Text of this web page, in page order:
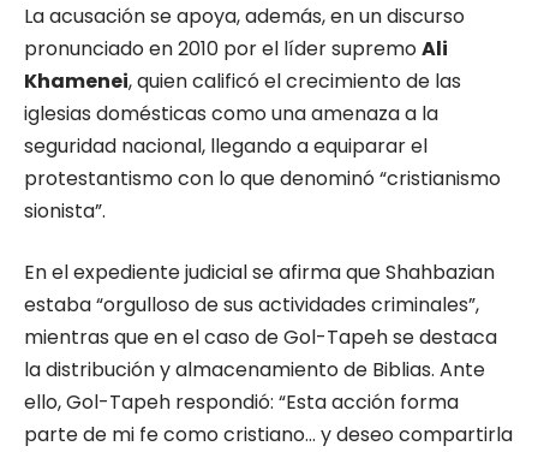
La acusación se apoya, además, en un discurso
pronunciado en 2010 por el líder supremoAli
Khamenei, quien calificó el crecimiento de las
iglesias domésticas como una amenaza a la
seguridad nacional, llegando a equiparar el
protestantismo con lo que denominó “cristianismo
sionista”.
En el expediente judicial se afirma que Shahbazian
estaba “orgulloso de sus actividades criminales”,
mientras que en el caso de Gol-Tapeh se destaca
la distribución y almacenamiento de Biblias. Ante
ello, Gol-Tapeh respondió: “Esta acción forma
parte de mi fe como cristiano… y deseo compartirla